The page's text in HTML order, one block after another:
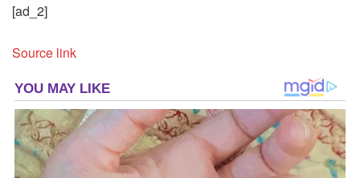
[ad_2]
Source link